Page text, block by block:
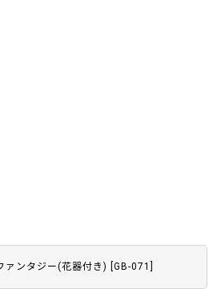
ァンタジー(花器付き) GB-071